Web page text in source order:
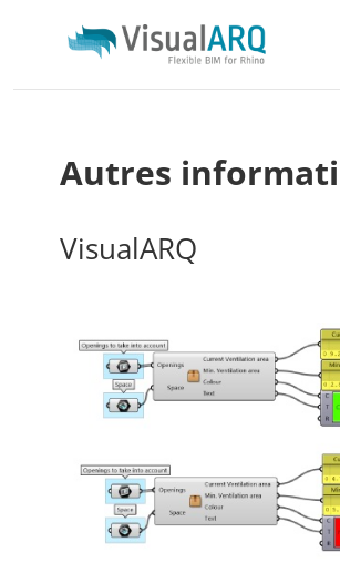
Autres
VisualARQ